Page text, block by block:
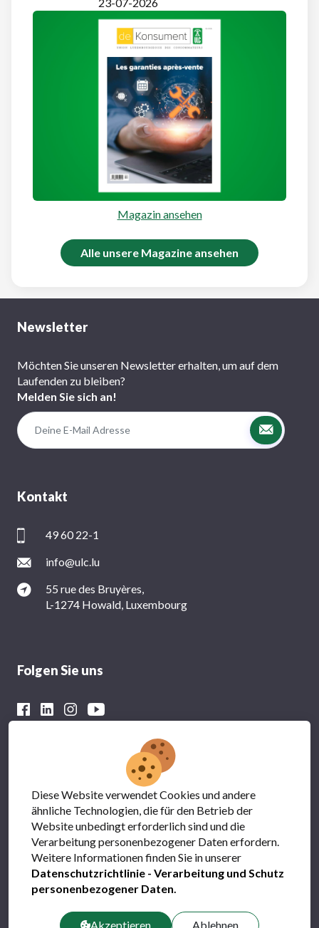
Magazin ansehen
Alle unsere Magazine ansehen
Newsletter
Möchten Sie unseren Newsletter erhalten, um auf dem
Laufenden zu bleiben?
Melden Sie sich an!
Kontakt
49 60 22-1
info@ulc.lu
55 rue des Bruyères,
L-1274 Howald, Luxembourg
Folgen Sie uns
Mit der finanziellen Unterstützung von
FAQs
Diese Website verwendet Cookies und andere
ähnliche Technologien, die für den Betrieb der
Website unbedingt erforderlich sind und die
Verarbeitung personenbezogener Daten erfordern.
Weitere Informationen finden Sie in unserer
Datenschutzrichtlinie - Verarbeitung und Schutz
personenbezogener Daten.
Akzeptieren Ablehnen